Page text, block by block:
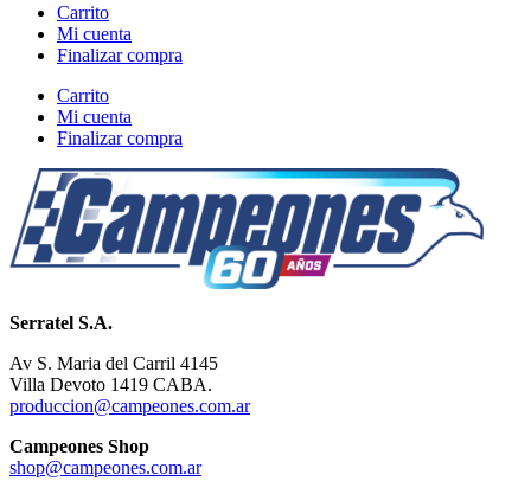
Carrito
Mi cuenta
Finalizar compra
Carrito
Mi cuenta
Finalizar compra
Serratel S.A.
Av S. Maria del Carril 4145
Villa Devoto 1419 CABA.
produccion@campeones.com.ar
Campeones Shop
shop@campeones.com.ar